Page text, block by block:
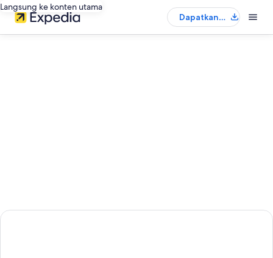
Langsung ke konten utama
Dapatkan
aplikasinya